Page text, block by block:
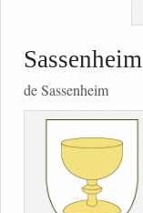
Sassenheim
de Sassenheim